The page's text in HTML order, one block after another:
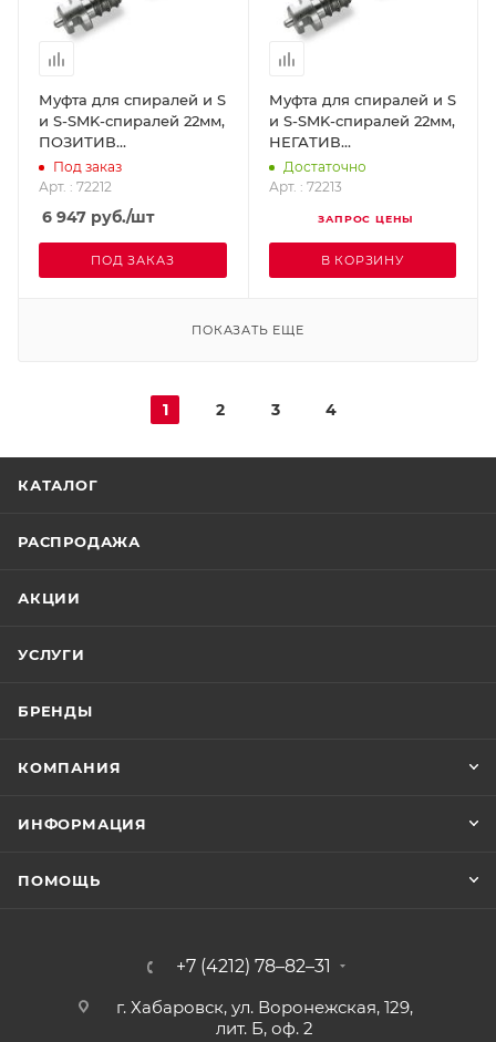
Муфта для спиралей и S
и S-SMK-спиралей 22мм,
ПОЗИТИВ
ROTHENBERGER 72212
Под заказ
Арт. : 72212
6 947 руб./шт
ПОД ЗАКАЗ
Муфта для спиралей и S
и S-SMK-спиралей 22мм,
НЕГАТИВ
ROTHENBERGER 72213
Достаточно
Арт. : 72213
ЗАПРОС ЦЕНЫ
В КОРЗИНУ
ПОКАЗАТЬ ЕЩЕ
1 2 3 4
КАТАЛОГ
РАСПРОДАЖА
АКЦИИ
УСЛУГИ
БРЕНДЫ
КОМПАНИЯ
ИНФОРМАЦИЯ
ПОМОЩЬ
+7 (4212) 78–82–31
г. Хабаровск, ул. Воронежская, 129,
лит. Б, оф. 2